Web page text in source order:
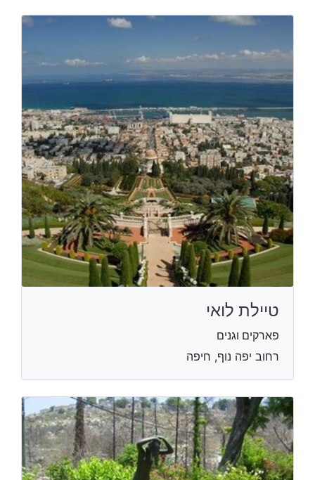
טיילת לואי
פארקים וגנים
רחוב יפה נוף, חיפה